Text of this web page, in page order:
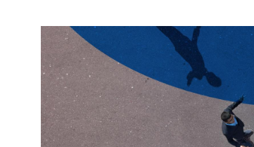
einen neuen Landtag.
Seit 2021 wird das
Bundesland von einer
Koalition aus CDU, SPD
und FDP regiert.-
Umfragen, Prognosen,
Wahlprogramme,
aktuelle Berichte und
Hintergründe zu den
Parteien und Kandidaten
der anstehenden Wahl.
militärisch gehören die
Vereinigten Staaten zu
den mächtigsten
Ländern der Erde, mit
großem Einfluss auf das
aktuelle Weltgeschehen.